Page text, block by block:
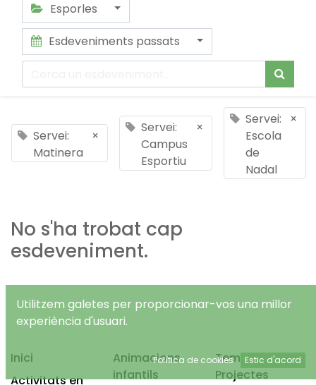
Esporles
Esdeveniments passats
Servei:
Matinera
×
Servei:
Campus
Esportiu
×
Servei:
Escola
de
Nadal
×
No s'ha trobat cap
esdeveniment.
Inici
Activitats en
Animacions
infantils
Temps Lliure
Projectes
Utilitzem galetes per proporcionar-vos una millor
experiència d'usuari.
Política de cookies Estic d'acord